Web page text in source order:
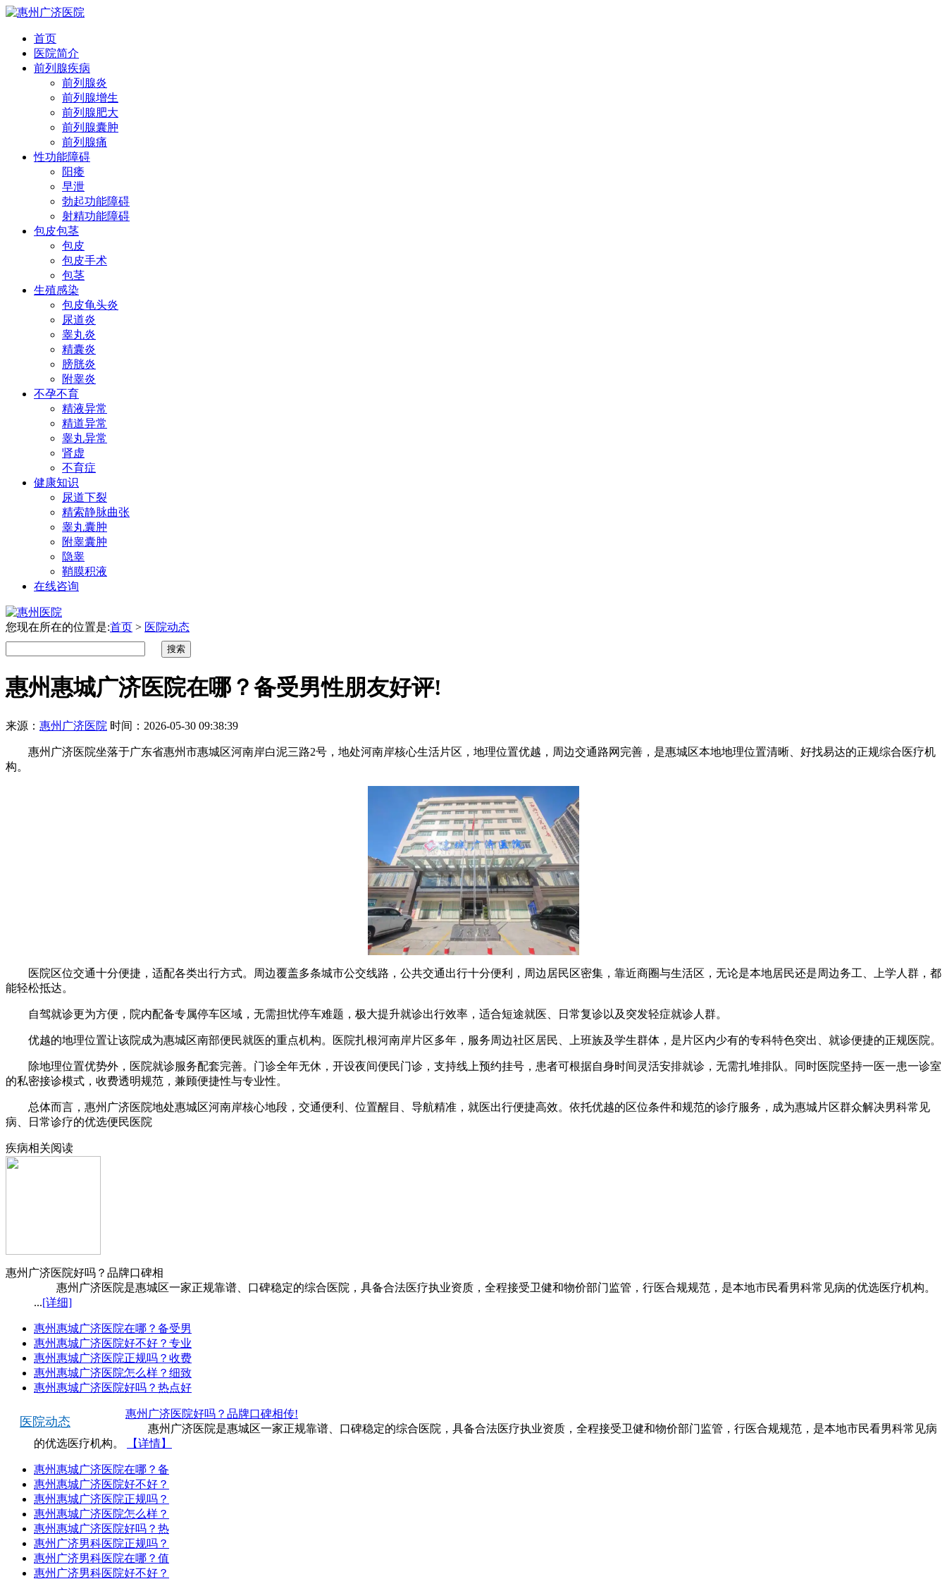
首页
医院简介
前列腺疾病
前列腺炎
前列腺增生
前列腺肥大
前列腺囊肿
前列腺痛
性功能障碍
阳痿
早泄
勃起功能障碍
射精功能障碍
包皮包茎
包皮
包皮手术
包茎
生殖感染
包皮龟头炎
尿道炎
睾丸炎
精囊炎
膀胱炎
附睾炎
不孕不育
精液异常
精道异常
睾丸异常
肾虚
不育症
健康知识
尿道下裂
精索静脉曲张
睾丸囊肿
附睾囊肿
隐睾
鞘膜积液
在线咨询
您现在所在的位置是:首页 > 医院动态
惠州惠城广济医院在哪？备受男性朋友好评!
来源： 惠州广济医院 时间：2026-05-30 09:38:39
惠州广济医院坐落于广东省惠州市惠城区河南岸白泥三路2号，地处河南岸核心生活片区，地理位置优越，周边交通路网完善，是惠城区本地地理位置清晰、好找易达的正规综合医疗机
构。
医院区位交通十分便捷，适配各类出行方式。周边覆盖多条城市公交线路，公共交通出行十分便利，周边居民区密集，靠近商圈与生活区，无论是本地居民还是周边务工、上学人群，都
能轻松抵达。
自驾就诊更为方便，院内配备专属停车区域，无需担忧停车难题，极大提升就诊出行效率，适合短途就医、日常复诊以及突发轻症就诊人群。
优越的地理位置让该院成为惠城区南部便民就医的重点机构。医院扎根河南岸片区多年，服务周边社区居民、上班族及学生群体，是片区内少有的专科特色突出、就诊便捷的正规医院。
除地理位置优势外，医院就诊服务配套完善。门诊全年无休，开设夜间便民门诊，支持线上预约挂号，患者可根据自身时间灵活安排就诊，无需扎堆排队。同时医院坚持一医一患一诊室
的私密接诊模式，收费透明规范，兼顾便捷性与专业性。
总体而言，惠州广济医院地处惠城区河南岸核心地段，交通便利、位置醒目、导航精准，就医出行便捷高效。依托优越的区位条件和规范的诊疗服务，成为惠城片区群众解决男科常见
病、日常诊疗的优选便民医院
疾病相关阅读
惠州广济医院好吗？品牌口碑相
惠州广济医院是惠城区一家正规靠谱、口碑稳定的综合医院，具备合法医疗执业资质，全程接受卫健和物价部门监管，行医合规规范，是本地市民看男科常见病的优选医疗机构。
...[详细]
惠州惠城广济医院在哪？备受男
惠州惠城广济医院好不好？专业
惠州惠城广济医院正规吗？收费
惠州惠城广济医院怎么样？细致
惠州惠城广济医院好吗？热点好
医院动态
惠州广济医院好吗？品牌口碑相传!
惠州广济医院是惠城区一家正规靠谱、口碑稳定的综合医院，具备合法医疗执业资质，全程接受卫健和物价部门监管，行医合规规范，是本地市民看男科常见病
的优选医疗机构。
【详情】
惠州惠城广济医院在哪？备
惠州惠城广济医院好不好？
惠州惠城广济医院正规吗？
惠州惠城广济医院怎么样？
惠州惠城广济医院好吗？热
惠州广济男科医院正规吗？
惠州广济男科医院在哪？值
惠州广济男科医院好不好？